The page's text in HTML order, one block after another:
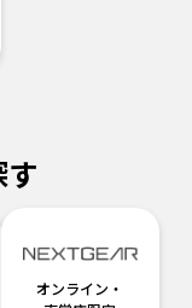
す
オンライン・